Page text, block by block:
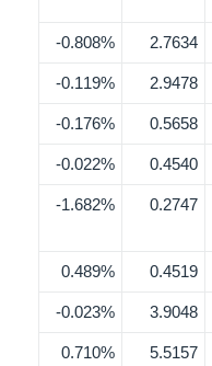
2.7634
0.808%-
2.9478
0.119%-
0.5658
0.176%-
0.4540
0.022%-
0.2747
1.682%-
0.4519
0.489%
3.9048
0.023%-
5.5157
0.710%